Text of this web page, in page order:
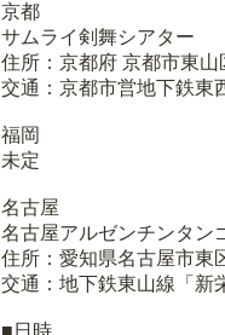
京都
サムライ剣舞シアター
住所：京都府 京都市東
交通：京都市営地下鉄東
福岡
未定
名古屋
名古屋アルゼンチンタン
住所：愛知県名古屋市東
交通：地下鉄東山線「新
■日時